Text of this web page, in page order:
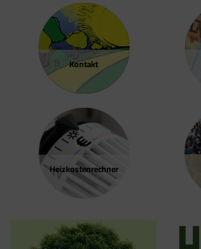
Kontakt
Heizkosten­rechner